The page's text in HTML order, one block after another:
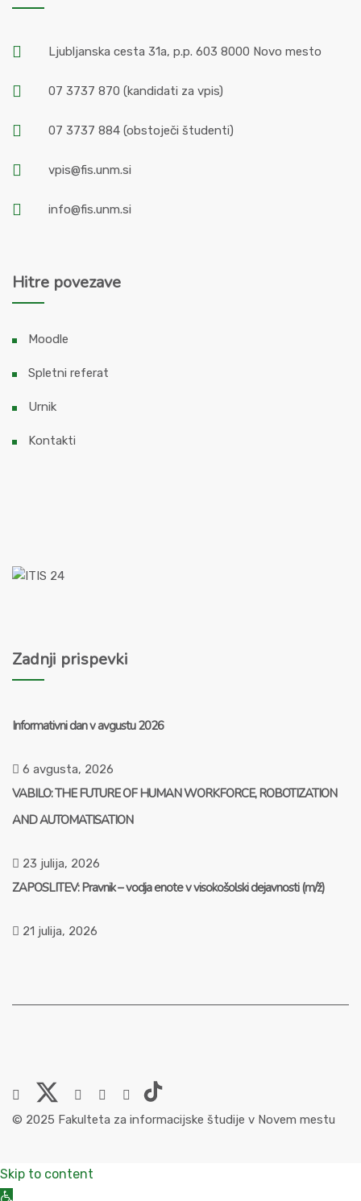
Ljubljanska cesta 31a, p.p. 603 8000 Novo mesto
07 3737 870 (kandidati za vpis)
07 3737 884 (obstoječi študenti)
vpis@fis.unm.si
info@fis.unm.si
Hitre povezave
Moodle
Spletni referat
Urnik
Kontakti
Zadnji prispevki
Informativni dan v avgustu 2026
6 avgusta, 2026
VABILO: THE FUTURE OF HUMAN WORKFORCE, ROBOTIZATION
AND AUTOMATISATION
23 julija, 2026
ZAPOSLITEV: Pravnik – vodja enote v visokošolski dejavnosti (m/ž)
21 julija, 2026
© 2025 Fakulteta za informacijske študije v Novem mestu
Skip to content
Open toolbar